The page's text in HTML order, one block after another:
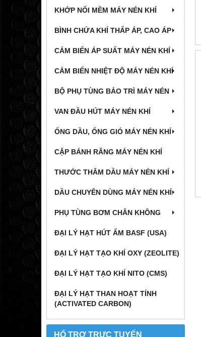
KHỚP NỐI MỀM MÁY NÉN KHÍ
BÌNH CHỨA KHÍ THẤP ÁP, CAO ÁP
CẢM BIẾN ÁP SUẤT MÁY NÉN KHÍ
CẢM BIẾN NHIỆT ĐỘ MÁY NÉN KHÍ
BỘ PHỤ TÙNG BẢO TRÌ MÁY NÉN
VAN ĐẦU HÚT MÁY NÉN KHÍ
ỐNG DẦU, ỐNG GIÓ MÁY NÉN KHÍ
CẶP BÁNH RĂNG MÁY NÉN KHÍ
THƯỚC THĂM DẦU MÁY NÉN KHÍ
DẦU CHUYÊN DÙNG MÁY NÉN KHÍ
PHỤ TÙNG BƠM CHÂN KHÔNG
ĐẠI LÝ HẠT HÚT ẨM BASF (USA)
ĐẠI LÝ HẠT TẠO KHÍ OXY (ZEOLITE)
ĐẠI LÝ HẠT TẠO KHÍ NITO (CMS)
ĐẠI LÝ HẠT THAN HOẠT TÍNH
(ACTIVATED CARBON)
HỔ TRỢ TRỰC TUYẾN